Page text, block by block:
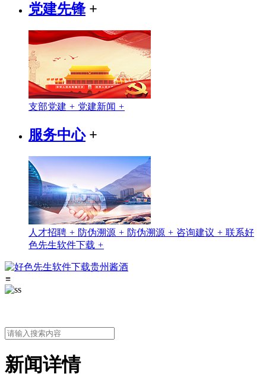
党建先锋+
支部党建 + 党建新闻 +
服务中心+
人才招聘 + 防伪溯源 + 防伪溯源 + 咨询建议 + 联系好
色先生软件下载 +
≡
新闻详情